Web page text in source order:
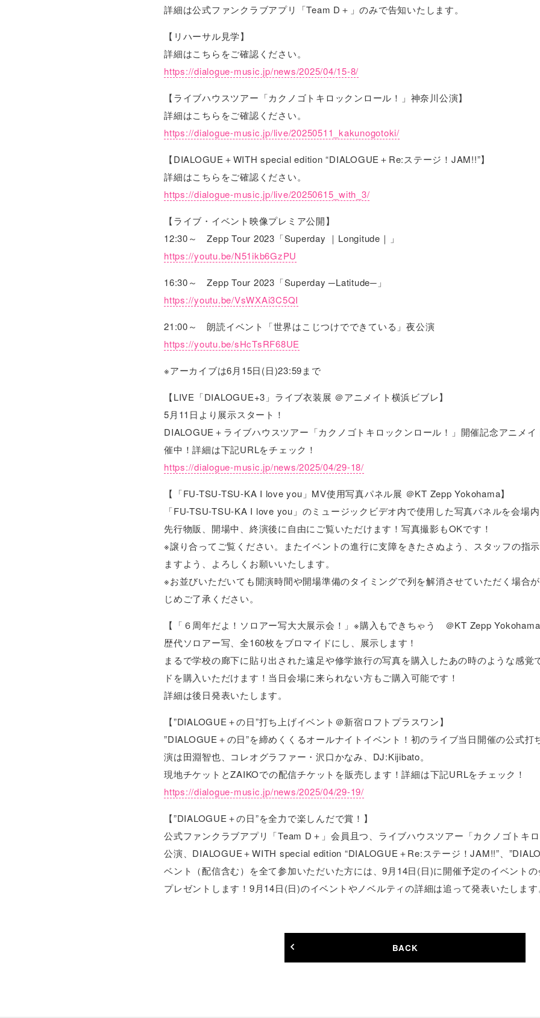
詳細は公式ファンクラブアプリ「Team D＋」のみで告知いたします。
【リハーサル見学】
詳細はこちらをご確認ください。
https://dialogue-music.jp/news/2025/04/15-8/
【ライブハウスツアー「カクノゴトキロックンロール！」神奈川公演】
詳細はこちらをご確認ください。
https://dialogue-music.jp/live/20250511_kakunogotoki/
【DIALOGUE＋WITH special edition “DIALOGUE＋Re:ステージ！JAM!!”】
詳細はこちらをご確認ください。
https://dialogue-music.jp/live/20250615_with_3/
【ライブ・イベント映像プレミア公開】
12:30～ Zepp Tour 2023「Superday ｜Longitude｜」
https://youtu.be/N51ikb6GzPU
16:30～ Zepp Tour 2023「Superday ─Latitude─」
https://youtu.be/VsWXAi3C5QI
21:00～ 朗読イベント「世界はこじつけでできている」夜公演
https://youtu.be/sHcTsRF68UE
※アーカイブは6月15日(日)23:59まで
【LIVE「DIALOGUE+3」ライブ衣装展 ＠アニメイト横浜ビブレ】
5月11日より展示スタート！
DIALOGUE＋ライブハウスツアー「カクノゴトキロックンロール！」開催記念アニメ
催中！詳細は下記URLをチェック！
https://dialogue-music.jp/news/2025/04/29-18/
【「FU-TSU-TSU-KA I love you」MV使用写真パネル展 ＠KT Zepp Yokohama】
「FU-TSU-TSU-KA I love you」のミュージックビデオ内で使用した写真パネルを会場内
先行物販、開場中、終演後に自由にご覧いただけます！写真撮影もOKです！
※譲り合ってご覧ください。またイベントの進行に支障をきたさぬよう、スタッフの指
ますよう、よろしくお願いいたします。
※お並びいただいても開演時間や開場準備のタイミングで列を解消させていただく場合
じめご了承ください。
【「６周年だよ！ソロアー写大大展示会！」※購入もできちゃう ＠KT Zepp Yokohama
歴代ソロアー写、全160枚をブロマイドにし、展示します！
まるで学校の廊下に貼り出された遠足や修学旅行の写真を購入したあの時のような感覚
ドを購入いただけます！当日会場に来られない方もご購入可能です！
詳細は後日発表いたします。
【”DIALOGUE＋の日”打ち上げイベント＠新宿ロフトプラスワン】
”DIALOGUE＋の日”を締めくくるオールナイトイベント！初のライブ当日開催の公式打
演は田淵智也、コレオグラファー・沢口かなみ、DJ:Kijibato。
現地チケットとZAIKOでの配信チケットを販売します！詳細は下記URLをチェック！
https://dialogue-music.jp/news/2025/04/29-19/
【”DIALOGUE＋の日”を全力で楽しんだで賞！】
公式ファンクラブアプリ「Team D＋」会員且つ、ライブハウスツアー「カクノゴトキ
公演、DIALOGUE＋WITH special edition “DIALOGUE＋Re:ステージ！JAM!!”、
ベント（配信含む）を全て参加いただいた方には、9月14日(日)に開催予定のイベント
プレゼントします！9月14日(日)のイベントやノベルティの詳細は追って発表いたします
BACK